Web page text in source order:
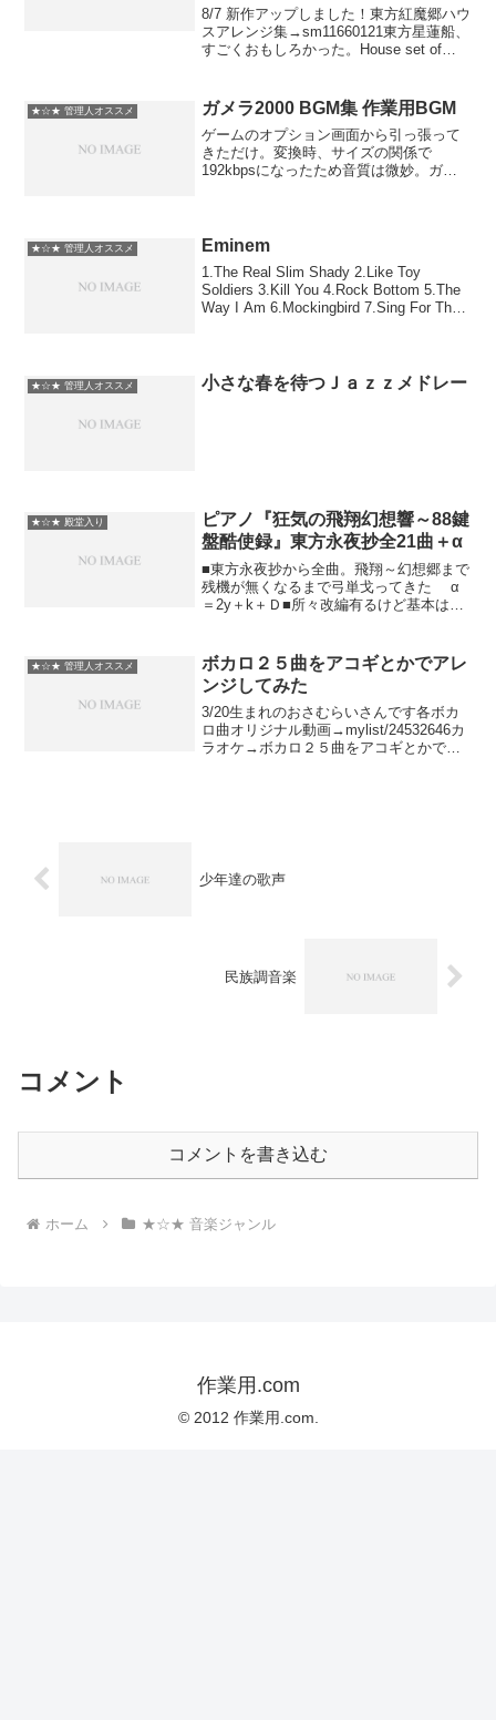
8/7 新作アップしました！東方紅魔郷ハウ
スアレンジ集→sm11660121東方星蓮船、
すごくおもしろかった。House set of
★☆★ 管理人オススメ ガメラ2000 BGM集 作業用BGM
ゲームのオプション画面から引っ張って
きただけ。変換時、サイズの関係で
192kbpsになったため音質は微妙。ガメ
★☆★ 管理人オススメ Eminem
1.The Real Slim Shady 2.Like Toy
Soldiers 3.Kill You 4.Rock Bottom 5.The
Way I Am 6.Mockingbird 7.Sing For The
★☆★ 管理人オススメ 小さな春を待つＪａｚｚメドレー
★☆★ 殿堂入り
ピアノ『狂気の飛翔幻想響～88鍵
盤酷使録』東方永夜抄全21曲＋α
■東方永夜抄から全曲。飛翔～幻想郷まで
残機が無くなるまで弓単戈ってきた α
＝2y＋k＋Ｄ■所々改編有るけど基本はか
鍵盤すべて使用■これから、という時に下
からの思わ...
★☆★ 管理人オススメ
ボカロ２５曲をアコギとかでアレ
ンジしてみた
3/20生まれのおさむらいさんです各ボカ
ロ曲オリジナル動画→mylist/24532646カ
ラオケ→ボカロ２５曲をアコギとかでア
少年達の歌声
民族調音楽
コメント
コメントを書き込む
ホーム ★☆★ 音楽ジャンル
作業用.com
© 2012 作業用.com.